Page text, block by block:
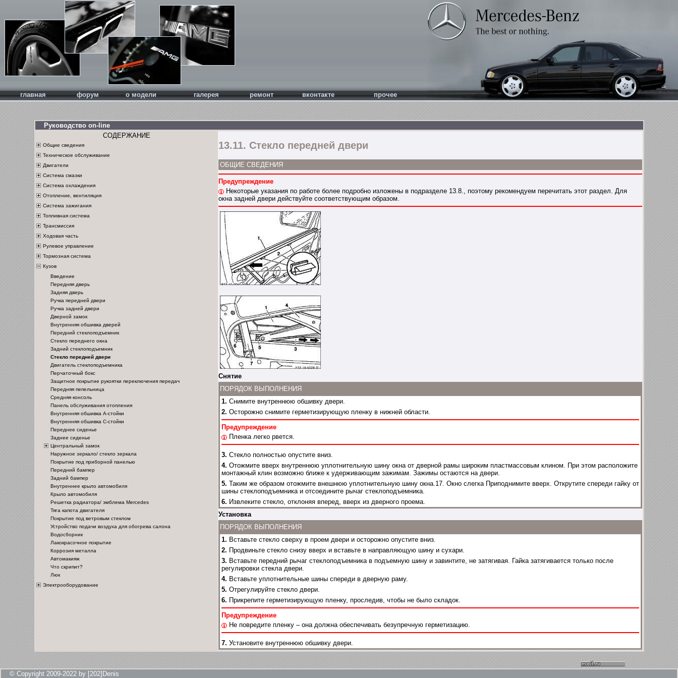
главная форум о модели галерея ремонт вконтакте прочее
Руководство on-line
СОДЕРЖАНИЕ
Общие сведения
Техническое обслуживание
Двигатели
Система смазки
Система охлаждения
Отопление, вентиляция
Система зажигания
Топливная система
Трансмиссия
Ходовая часть
Рулевое управление
Тормозная система
Кузов
Введение
Передняя дверь
Задняя дверь
Ручка передней двери
Ручка задней двери
Дверной замок
Внутренняя обшивка дверей
Передний стеклоподъемник
Стекло переднего окна
Задний стеклоподъемник
Стекло передней двери
Двигатель стеклоподъемника
Перчаточный бокс
Защитное покрытие рукоятки переключения передач
Передняя пепельница
Средняя консоль
Панель обслуживания отопления
Внутренняя обшивка А-стойки
Внутренняя обшивка С-стойки
Переднее сиденье
Заднее сиденье
Центральный замок
Наружное зеркало/ стекло зеркала
Покрытие под приборной панелью
Передний бампер
Задний бампер
Внутреннее крыло автомобиля
Крыло автомобиля
Решетка радиатора/ эмблема Mercedes
Тяга капота двигателя
Покрытие под ветровым стеклом
Устройство подачи воздуха для обогрева салона
Водосборник
Лакокрасочное покрытие
Коррозия металла
Автомакияж
Что скрипит?
Люк
Электрооборудование
13.11. Стекло передней двери
ОБЩИЕ СВЕДЕНИЯ
Предупреждение
Некоторые указания по работе более подробно изложены в подразделе 13.8., поэтому рекомендуем перечитать этот раздел. Для
окна задней двери действуйте соответствующим образом.
Снятие
ПОРЯДОК ВЫПОЛНЕНИЯ
1. Снимите внутреннюю обшивку двери.
2. Осторожно снимите герметизирующую пленку в нижней области.
Предупреждение
Пленка легко рвется.
3. Стекло полностью опустите вниз.
4. Отожмите вверх внутреннюю уплотнительную шину окна от дверной рамы широким пластмассовым клином. При этом расположите
монтажный клин возможно ближе к удерживающим зажимам. Зажимы остаются на двери.
5. Таким же образом отожмите внешнюю уплотнительную шину окна.17. Окно слегка Приподнимите вверх. Открутите спереди гайку от
шины стеклоподъемника и отсоедините рычаг стеклоподъемника.
6. Извлеките стекло, отклоняя вперед, вверх из дверного проема.
Установка
ПОРЯДОК ВЫПОЛНЕНИЯ
1. Вставьте стекло сверху в проем двери и осторожно опустите вниз.
2. Продвиньте стекло снизу вверх и вставьте в направляющую шину и сухари.
3. Вставьте передний рычаг стеклоподъемника в подъемную шину и завинтите, не затягивая. Гайка затягивается только после
регулировки стекла двери.
4. Вставьте уплотнительные шины спереди в дверную раму.
5. Отрегулируйте стекло двери.
6. Прикрепите герметизирующую пленку, проследив, чтобы не было складок.
Предупреждение
Не повредите пленку – она должна обеспечивать безупречную герметизацию.
7. Установите внутреннюю обшивку двери.
© Copyright 2009-2022 by [202]Denis